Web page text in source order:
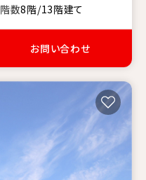
階数8階/13階建て
お問い合わせ